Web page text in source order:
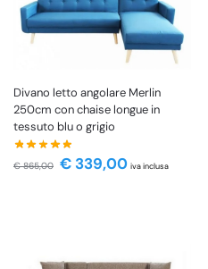
Divano letto angolare Merlin
250cm con chaise longue in
tessuto blu o grigio
€865,00 € 339,00 iva inclusa